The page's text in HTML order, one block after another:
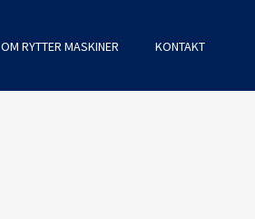
OM RYTTER MASKINER KONTAKT